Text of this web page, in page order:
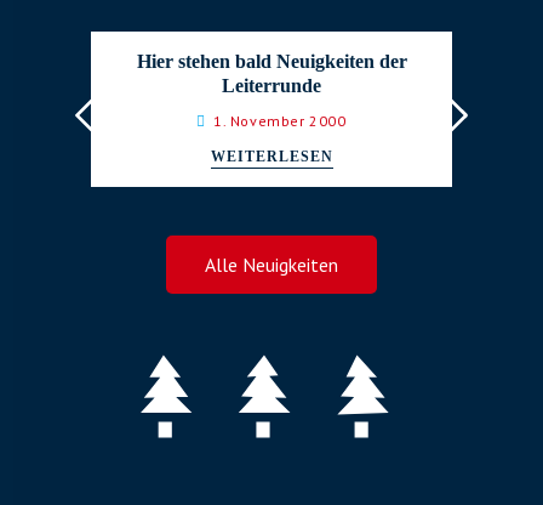
Hier stehen bald Neuigkeiten der
Leiterrunde
1. November 2000
WEITERLESEN
Alle Neuigkeiten